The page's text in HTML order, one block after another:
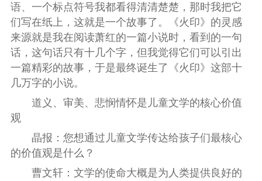
语、一个标点符号我都看得清清楚楚，那时我把它
们写在纸上，这就是一个故事了。《火印》的灵感
来源就是我在阅读萧红的一篇小说时，看到的一句
话，这句话只有十几个字，但我觉得它们可以引出
一篇精彩的故事，于是最终诞生了《火印》这部十
几万字的小说。
道义、审美、悲悯情怀是儿童文学的核心价值
观
晶报：您想通过儿童文学传达给孩子们最核心
的价值观是什么？
曹文轩：文学的使命大概是为人类提供良好的